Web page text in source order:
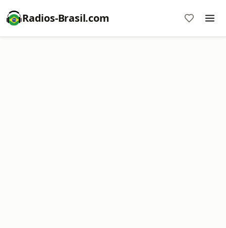
Radios-Brasil.com